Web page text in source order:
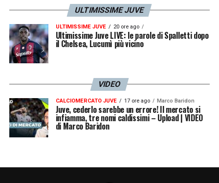
ULTIMISSIME JUVE
ULTIMISSIME JUVE 20 ore ago
Ultimissime Juve LIVE: le parole di Spalletti dopo
il Chelsea, Lucumì più vicino
VIDEO
CALCIOMERCATO JUVE 17 ore ago Marco Baridon
Juve, cederlo sarebbe un errore! Il mercato si
infiamma, tre nomi caldissimi – Upload | VIDEO
di Marco Baridon